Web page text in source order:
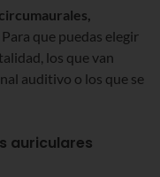
circumaurales,
Para que puedas elegir
los que van
auditivo o los que se
auriculares